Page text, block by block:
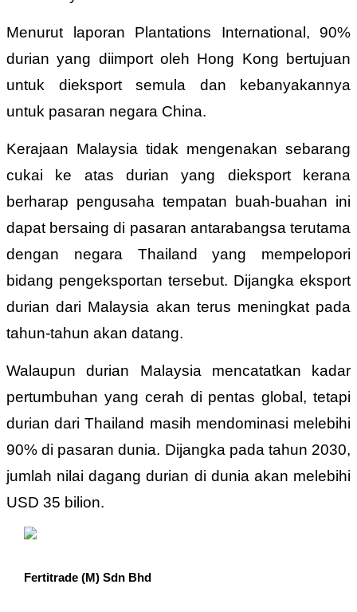
Menurut laporan Plantations International, 90%
durian yang diimport oleh Hong Kong bertujuan
untuk dieksport semula dan kebanyakannya
untuk pasaran negara China.
Kerajaan Malaysia tidak mengenakan sebarang
cukai ke atas durian yang dieksport kerana
berharap pengusaha tempatan buah-buahan ini
dapat bersaing di pasaran antarabangsa terutama
dengan negara Thailand yang mempelopori
bidang pengeksportan tersebut. Dijangka eksport
durian dari Malaysia akan terus meningkat pada
tahun-tahun akan datang.
Walaupun durian Malaysia mencatatkan kadar
pertumbuhan yang cerah di pentas global, tetapi
durian dari Thailand masih mendominasi melebihi
90% di pasaran dunia. Dijangka pada tahun 2030,
jumlah nilai dagang durian di dunia akan melebihi
USD 35 bilion.
Fertitrade (M) Sdn Bhd